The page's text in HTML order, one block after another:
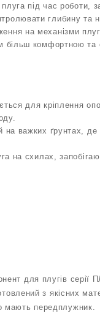
плуга під час роботи,
глибину та
на механізми
більш комфортною
для кріплення
на важких ґрунтах,
на схилах,
для плугів серії
з якісних
мають передплужник.